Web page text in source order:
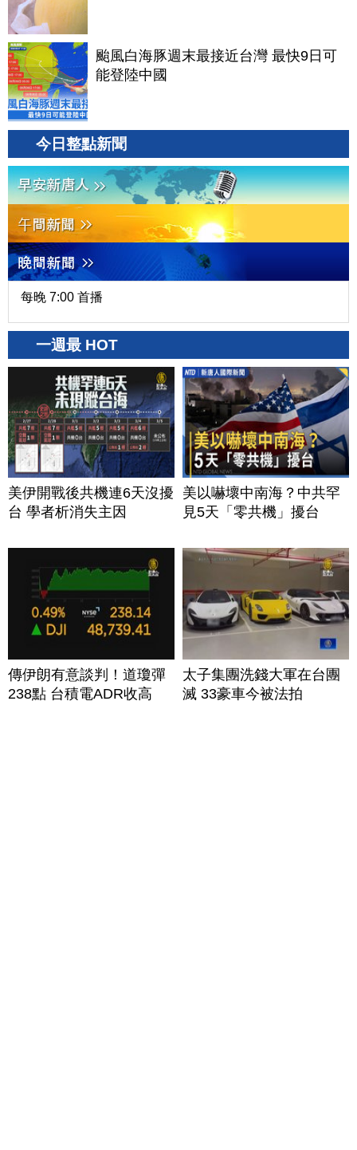
颱風白海豚週末最接近台灣 最快9日可
能登陸中國
今日整點新聞
每晚 7:00 首播
一週最 HOT
美伊開戰後共機連6天沒擾
台 學者析消失主因
美以嚇壞中南海？中共罕
見5天「零共機」擾台
傳伊朗有意談判！道瓊彈
238點 台積電ADR收高
太子集團洗錢大軍在台團
滅 33豪車今被法拍